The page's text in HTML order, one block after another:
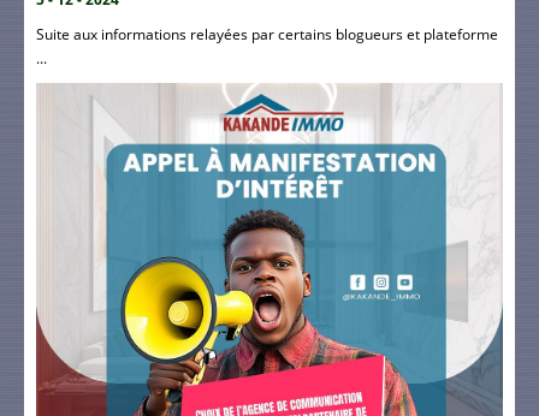
Suite aux informations relayées par certains blogueurs et plateforme
...